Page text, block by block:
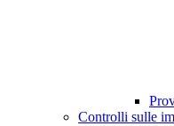
Controlli sulle